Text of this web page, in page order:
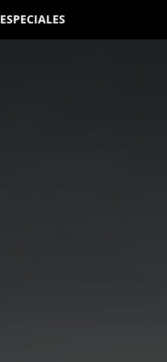
ESPECIALES